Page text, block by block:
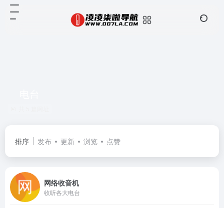
排序 发布 更新 浏览 点赞
网络收音机
收听各大电台